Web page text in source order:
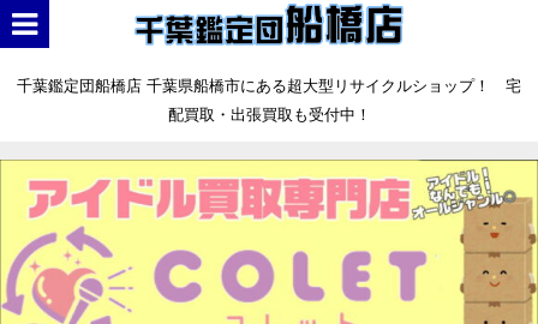
千葉鑑定団船橋店 千葉県船橋市にある超大型リサイクルショップ！ 宅
配買取・出張買取も受付中！